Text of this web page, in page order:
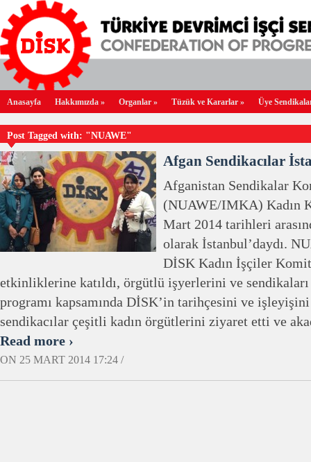
Anasayfa Hakkımızda » Organlar » Tüzük ve Kararlar » Üye
Post Tagged with: "NUAWE"
Afgan Sendikacılar
Afganistan Sendikalar
(NUAWE/IMKA) Kadın
Mart 2014 tarihleri
olarak İstanbul’daydı.
DİSK Kadın İşçiler
etkinliklerine katıldı, örgütlü işyerlerini ve
programı kapsamında DİSK’in tarihçesini ve
sendikacılar çeşitli kadın örgütlerini ziyaret etti ve
Read more ›
ON 25 MART 2014 17:24 /